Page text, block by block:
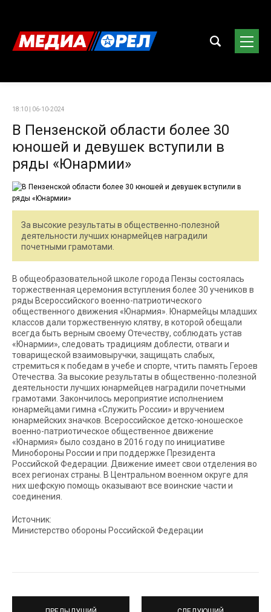
18:10 | 06-10-2024
В Пензенской области более 30
юношей и девушек вступили в
ряды «Юнармии»
За высокие результаты в общественно-полезной
деятельности лучших юнармейцев наградили
почетными грамотами.
В общеобразовательной школе города Пензы состоялась
торжественная церемония вступления более 30 учеников в
ряды Всероссийского военно-патриотического
общественного движения «Юнармия». Юнармейцы младших
классов дали торжественную клятву, в которой обещали
всегда быть верным своему Отечеству, соблюдать устав
«Юнармии», следовать традициям доблести, отваги и
товарищеской взаимовыручки, защищать слабых,
стремиться к победам в учебе и спорте, чтить память Героев
Отечества. За высокие результаты в общественно-полезной
деятельности лучших юнармейцев наградили почетными
грамотами. Закончилось мероприятие исполнением
юнармейцами гимна «Служить России» и вручением
юнармейских значков. Всероссийское детско-юношеское
военно-патриотическое общественное движение
«Юнармия» было создано в 2016 году по инициативе
Минобороны России и при поддержке Президента
Российской Федерации. Движение имеет свои отделения во
всех регионах страны. В Центральном военном округе для
них шефскую помощь оказывают все воинские части и
соединения.
Источник:
Министерство обороны Российской Федерации